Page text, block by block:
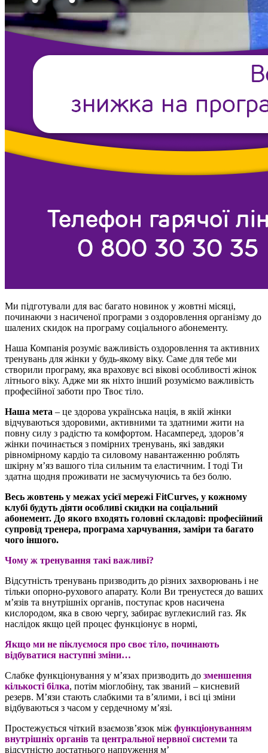
Ми підготували для вас багато новинок у жовтні місяці,
починаючи з насиченої програми з оздоровлення організму до
шалених скидок на програму соціального абонементу.
Наша Компанія розуміє важливість оздоровлення та активних
тренувань для жінки у будь-якому віку. Саме для тебе ми
створили програму, яка враховує всі вікові особливості жінок
літнього віку. Адже ми як ніхто інший розуміємо важливість
професійної заботи про Твоє тіло.
Наша мета – це здорова українська нація, в якій жінки
відчуваються здоровими, активними та здатними жити на
повну силу з радістю та комфортом. Насамперед, здоров’я
жінки починається з помірних тренувань, які завдяки
рівномірному кардіо та силовому навантаженню роблять
шкірну м’яз вашого тіла сильним та еластичним. І тоді Ти
здатна щодня проживати не засмучуючись та без болю.
Весь жовтень у межах усієї мережі FitCurves, у кожному
клубі будуть діяти особливі скидки на соціальний
абонемент. До якого входять головні складові: професійний
супровід тренера, програма харчування, заміри та багато
чого іншого.
Чому ж тренування такі важливі?
Відсутність тренувань призводить до різних захворювань і не
тільки опорно-рухового апарату. Коли Ви тренуєтеся до ваших
м’язів та внутрішніх органів, поступає кров насичена
кислородом, яка в свою чергу, забирає вуглекислий газ. Як
наслідок якщо цей процес функціонує в нормі,
Якщо ми не піклуємося про своє тіло, починають
відбуватися наступні зміни…
Слабке функціонування у м’язах призводить до зменшення
кількості білка, потім міоглобіну, так званий – кисневий
резерв. М’язи стають слабкими та в’ялими, і всі ці зміни
відбуваються з часом у сердечному м’язі.
Простежується чіткий взаємозв’язок між функціонуванням
внутрішніх органів та центральної нервної системи та
відсутністю достатнього напруження м’